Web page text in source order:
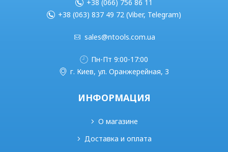
+38 (066) 756 86 11
+38 (063) 837 49 72 (Viber, Telegram)
sales@ntools.com.ua
Пн-Пт 9:00-17:00
г. Киев, ул. Оранжерейная, 3
ИНФОРМАЦИЯ
О магазине
Доставка и оплата